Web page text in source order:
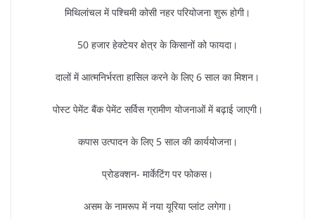
मिथिलांचल में पश्चिमी कोसी नहर परियोजना शुरू होगी।
50 हजार हेक्टेयर क्षेत्र के किसानों को फायदा।
दालों में आत्मनिर्भरता हासिल करने के लिए 6 साल का मिशन।
पोस्ट पेमेंट बैंक पेमेंट सर्विस ग्रामीण योजनाओं में बढ़ाई जाएगी।
कपास उत्पादन के लिए 5 साल की कार्ययोजना।
प्रोडक्शन- मार्केटिंग पर फोकस।
असम के नामरूप में नया यूरिया प्लांट लगेगा।